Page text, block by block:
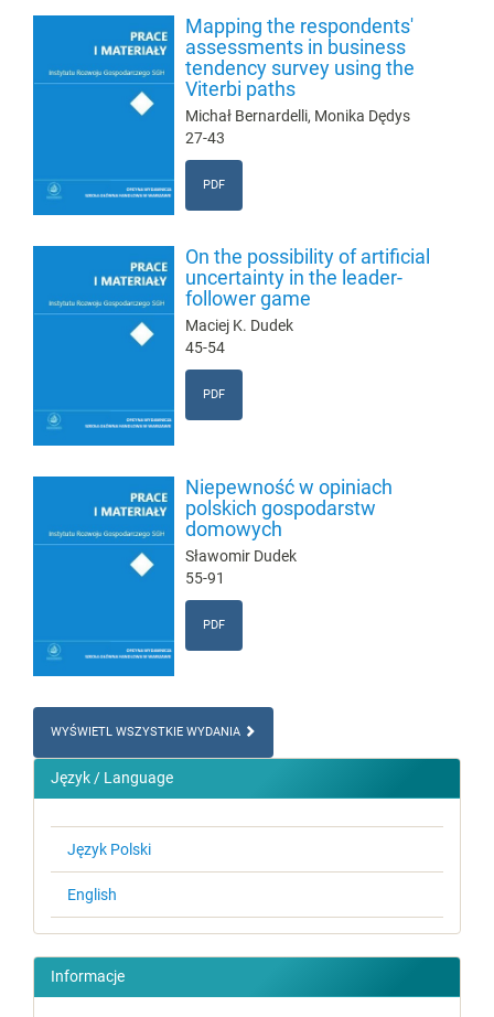
Mapping the respondents'
assessments in business
tendency survey using the
Viterbi paths
Michał Bernardelli, Monika Dędys
27-43
PDF
On the possibility of artificial
uncertainty in the leader-
follower game
Maciej K. Dudek
45-54
PDF
Niepewność w opiniach
polskich gospodarstw
domowych
Sławomir Dudek
55-91
PDF
WYŚWIETL WSZYSTKIE WYDANIA
Język / Language
Język Polski
English
Informacje